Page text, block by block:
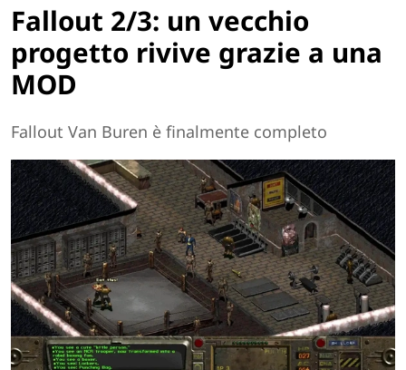
Fallout 2/3: un vecchio
progetto rivive grazie a una
MOD
Fallout Van Buren è finalmente completo